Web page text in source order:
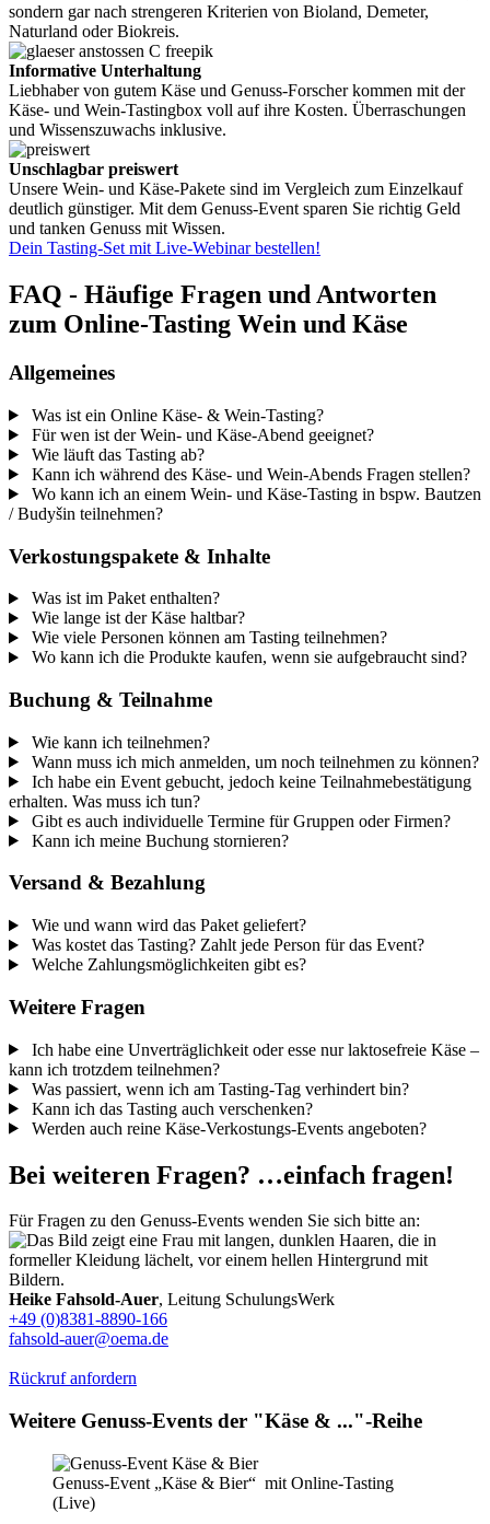
sondern gar nach strengeren Kriterien von Bioland, Demeter,
Naturland oder Biokreis.
Informative Unterhaltung
Liebhaber von gutem Käse und Genuss-Forscher kommen mit der
Käse- und Wein-Tastingbox voll auf ihre Kosten. Überraschungen
und Wissenszuwachs inklusive.
Unschlagbar preiswert
Unsere Wein- und Käse-Pakete sind im Vergleich zum Einzelkauf
deutlich günstiger. Mit dem Genuss-Event sparen Sie richtig Geld
und tanken Genuss mit Wissen.
Dein Tasting-Set mit Live-Webinar bestellen!
FAQ - Häufige Fragen und Antworten
zum Online-Tasting Wein und Käse
Allgemeines
Was ist ein Online Käse- & Wein-Tasting?
Für wen ist der Wein- und Käse-Abend geeignet?
Wie läuft das Tasting ab?
Kann ich während des Käse- und Wein-Abends Fragen stellen?
Wo kann ich an einem Wein- und Käse-Tasting in bspw. Bautzen
/ Budyšin teilnehmen?
Verkostungspakete & Inhalte
Was ist im Paket enthalten?
Wie lange ist der Käse haltbar?
Wie viele Personen können am Tasting teilnehmen?
Wo kann ich die Produkte kaufen, wenn sie aufgebraucht sind?
Buchung & Teilnahme
Wie kann ich teilnehmen?
Wann muss ich mich anmelden, um noch teilnehmen zu können?
Ich habe ein Event gebucht, jedoch keine Teilnahmebestätigung
erhalten. Was muss ich tun?
Gibt es auch individuelle Termine für Gruppen oder Firmen?
Kann ich meine Buchung stornieren?
Versand & Bezahlung
Wie und wann wird das Paket geliefert?
Was kostet das Tasting? Zahlt jede Person für das Event?
Welche Zahlungsmöglichkeiten gibt es?
Weitere Fragen
Ich habe eine Unverträglichkeit oder esse nur laktosefreie Käse –
kann ich trotzdem teilnehmen?
Was passiert, wenn ich am Tasting-Tag verhindert bin?
Kann ich das Tasting auch verschenken?
Werden auch reine Käse-Verkostungs-Events angeboten?
Bei weiteren Fragen? …einfach fragen!
Für Fragen zu den Genuss-Events wenden Sie sich bitte an:
Heike Fahsold-Auer, Leitung SchulungsWerk
+49 (0)8381-8890-166
fahsold-auer@oema.de
Rückruf anfordern
Weitere Genuss-Events der "Käse & ..."-Reihe
Genuss-Event „Käse & Bier“ mit Online-Tasting
(Live)